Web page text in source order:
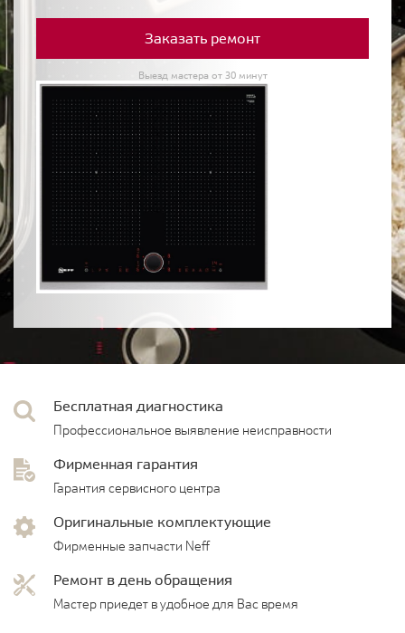
Заказать ремонт
Выезд мастера от 30 минут
Бесплатная диагностика
Профессиональное выявление неисправности
Фирменная гарантия
Гарантия сервисного центра
Оригинальные комплектующие
Фирменные запчасти Neff
Ремонт в день обращения
Мастер приедет в удобное для Вас время